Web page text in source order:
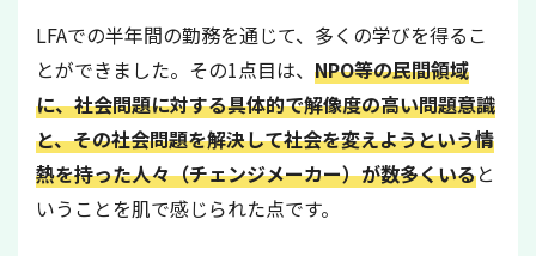
LFAでの半年間の勤務を通じて、多くの学びを得るこ
とができました。その1点目は、 NPO等の民間領域
に、社会問題に対する具体的で解像度の高い問題意識
と、その社会問題を解決して社会を変えようという情
熱を持った人々（チェンジメーカー）が数多くいると
いうことを肌で感じられた点です。